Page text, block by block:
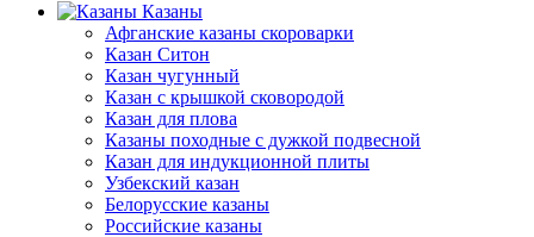
Казаны
Афганские казаны скороварки
Казан Ситон
Казан чугунный
Казан с крышкой сковородой
Казан для плова
Казаны походные с дужкой подвесной
Казан для индукционной плиты
Узбекский казан
Белорусские казаны
Российские казаны